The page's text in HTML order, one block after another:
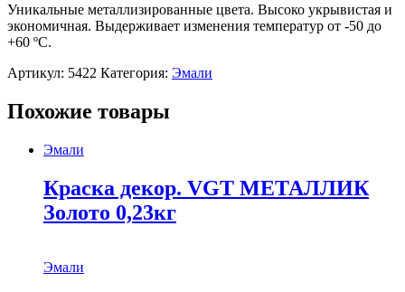
Уникальные металлизированные цвета. Высоко укрывистая и
экономичная. Выдерживает изменения температур от -50 до
+60 ºС.
Артикул: 5422 Категория: Эмали
Похожие товары
Эмали
Краска декор. VGT МЕТАЛЛИК
Золото 0,23кг
Эмали